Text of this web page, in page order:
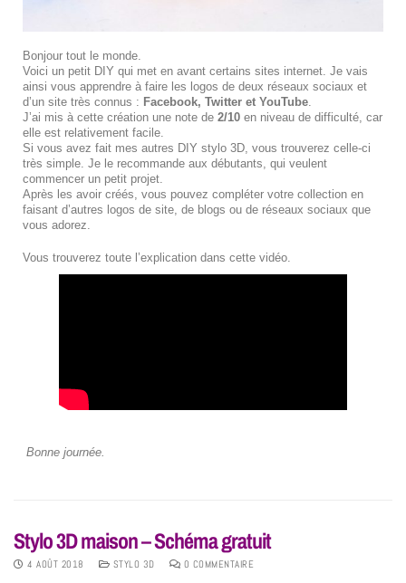
Bonjour tout le monde.
Voici un petit DIY qui met en avant certains sites internet. Je vais
ainsi vous apprendre à faire les logos de deux réseaux sociaux et
d’un site très connus : Facebook, Twitter et YouTube.
J’ai mis à cette création une note de 2/10 en niveau de difficulté, car
elle est relativement facile.
Si vous avez fait mes autres DIY stylo 3D, vous trouverez celle-ci
très simple. Je le recommande aux débutants, qui veulent
commencer un petit projet.
Après les avoir créés, vous pouvez compléter votre collection en
faisant d’autres logos de site, de blogs ou de réseaux sociaux que
vous adorez.
Vous trouverez toute l’explication dans cette vidéo.
Bonne journée.
Stylo 3D maison – Schéma gratuit
4 AOÛT 2018 STYLO 3D 0 COMMENTAIRE